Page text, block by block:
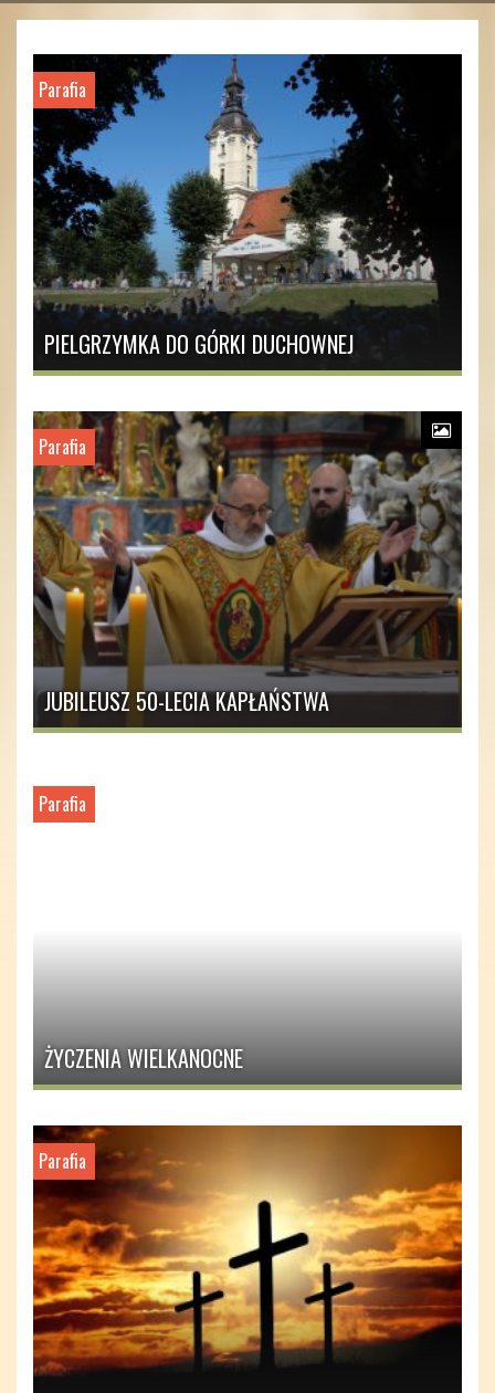
PIELGRZYMKA DO GÓRKI DUCHOWNEJ
Parafia
JUBILEUSZ 50-LECIA KAPŁAŃSTWA
Parafia
ŻYCZENIA WIELKANOCNE
Parafia
Parafia